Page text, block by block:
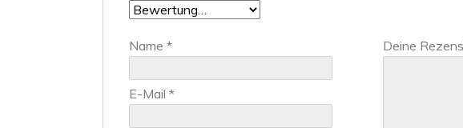
Deine
Name *
E-Mail *